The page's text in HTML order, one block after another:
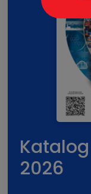
2026